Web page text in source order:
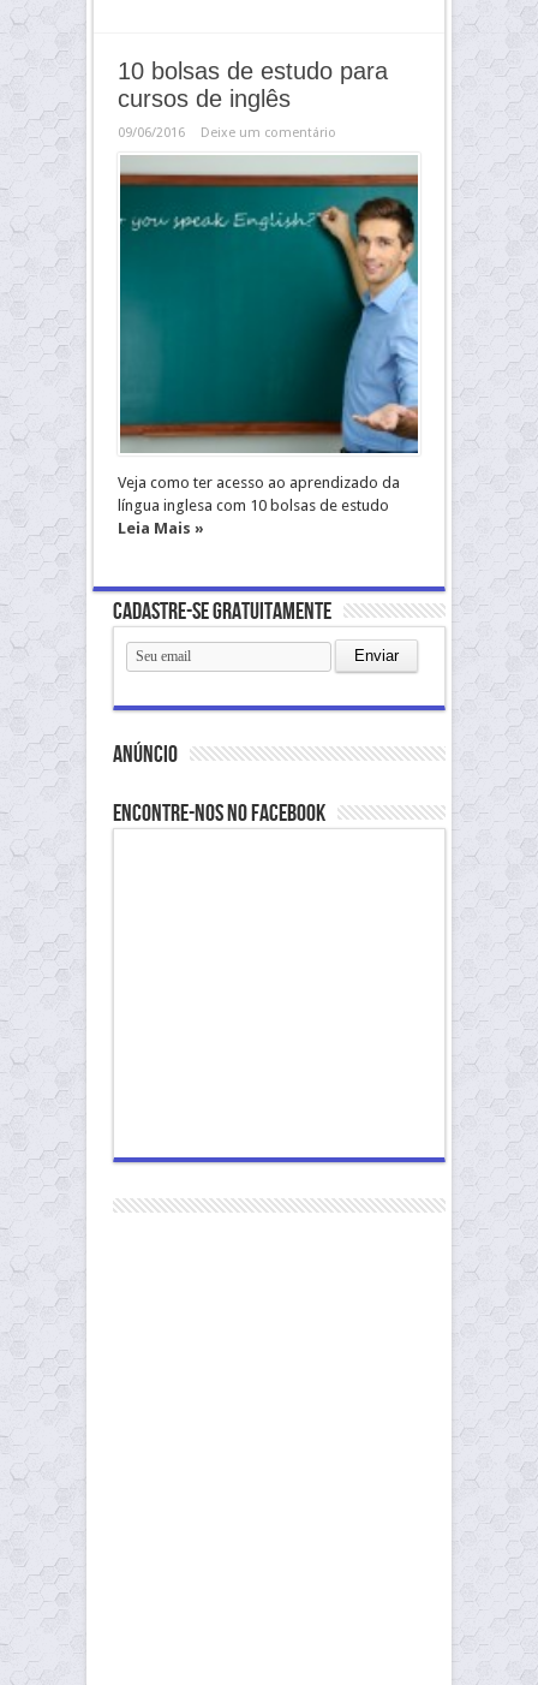
10 bolsas de estudo para
cursos de inglês
09/06/2016 Deixe um comentário
Veja como ter acesso ao aprendizado da
língua inglesa com 10 bolsas de estudo
Leia Mais »
Cadastre-se gratuitamente
anúncio
Encontre-nos no Facebook